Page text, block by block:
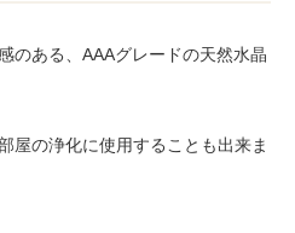
のある、AAAグレードの天然水晶
屋の浄化に使用することも出来ま